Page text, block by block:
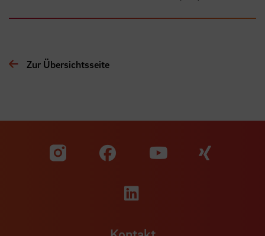
Zur Übersichtsseite
Zu unserer Facebook
Zu
Zu unserer